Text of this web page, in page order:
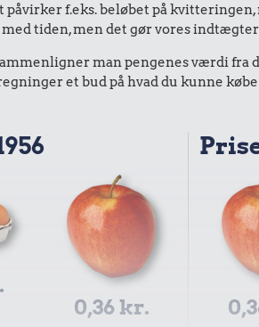
påvirker f.eks. beløbet på
tiden, men det gør vores indtægter
man pengenes værdi fra
et bud på hvad du kunne købe
0,36 kr.